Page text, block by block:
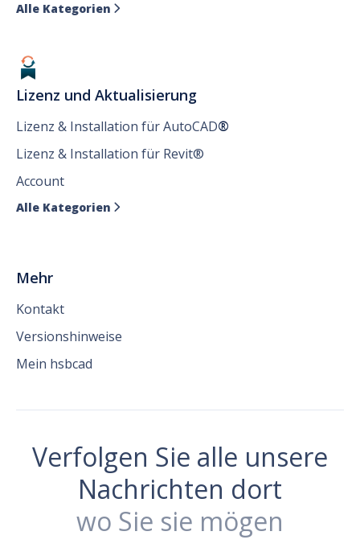
Alle Kategorien 
Lizenz und Aktualisierung
Lizenz & Installation für AutoCAD®
Lizenz & Installation für Revit®
Account
Alle Kategorien 
Mehr
Kontakt
Versionshinweise
Mein hsbcad
Verfolgen Sie alle unsere
Nachrichten dort
wo Sie sie mögen